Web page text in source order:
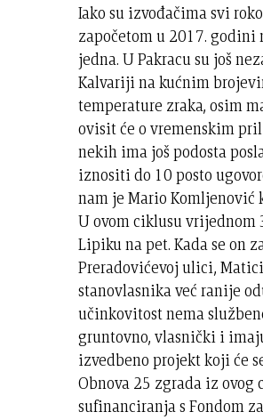
Iako su izvođačima svi
započetom u 2017. godini
jedna. U Pakracu su još
Kalvariji na kućnim
temperature zraka, osim
ovisit će o vremenskim
nekih ima još podosta
iznositi do 10 posto
nam je Mario Komljenović
U ovom ciklusu vrijednom
Lipiku na pet. Kada se on
Preradovićevoj ulici,
stanovlasnika već ranije
učinkovitost nema
gruntovno, vlasnički i
izvedbeno projekt koji će
Obnova 25 zgrada iz ovog
sufinanciranja s Fondom